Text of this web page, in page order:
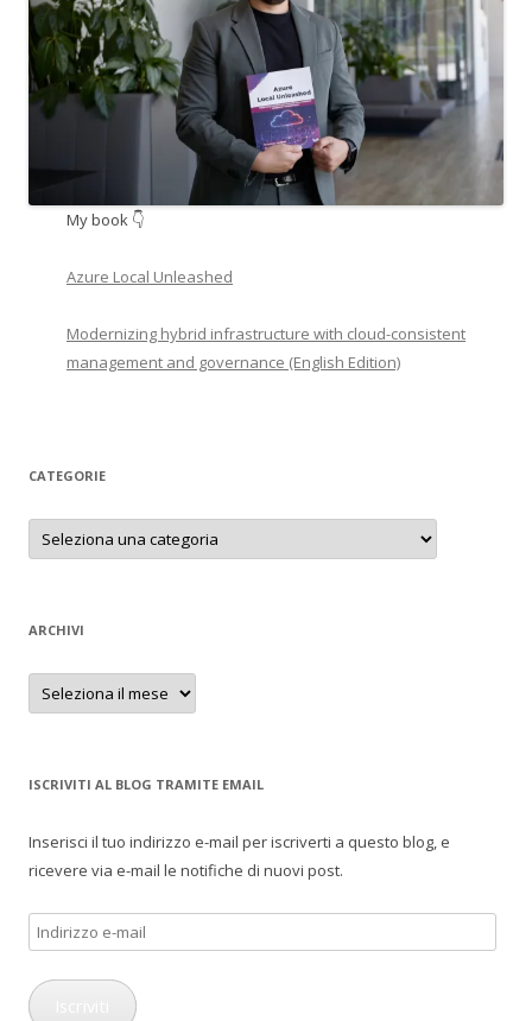
My book 👇
Azure Local Unleashed
Modernizing hybrid infrastructure with cloud-consistent
management and governance (English Edition)
CATEGORIE
Categorie
ARCHIVI
Archivi
ISCRIVITI AL BLOG TRAMITE EMAIL
Inserisci il tuo indirizzo e-mail per iscriverti a questo blog, e
ricevere via e-mail le notifiche di nuovi post.
Indirizzo
e-
mail